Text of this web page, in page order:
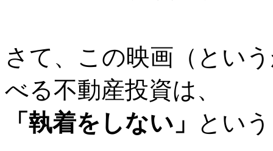
さて、この映画（とい
べる不動産投資は、
「執着をしない」
とい